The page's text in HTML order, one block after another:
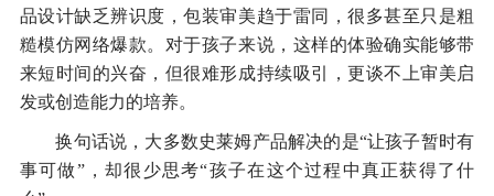
品设计缺乏辨识度，包装审美趋于雷同，很多甚至只是粗
糙模仿网络爆款。对于孩子来说，这样的体验确实能够带
来短时间的兴奋，但很难形成持续吸引，更谈不上审美启
发或创造能力的培养。
换句话说，大多数史莱姆产品解决的是“让孩子暂时有
事可做”，却很少思考“孩子在这个过程中真正获得了什